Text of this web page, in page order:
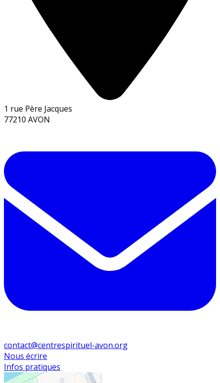
1 rue Père Jacques
77210 AVON
contact@centrespirituel-avon.org
Nous écrire
Infos pratiques